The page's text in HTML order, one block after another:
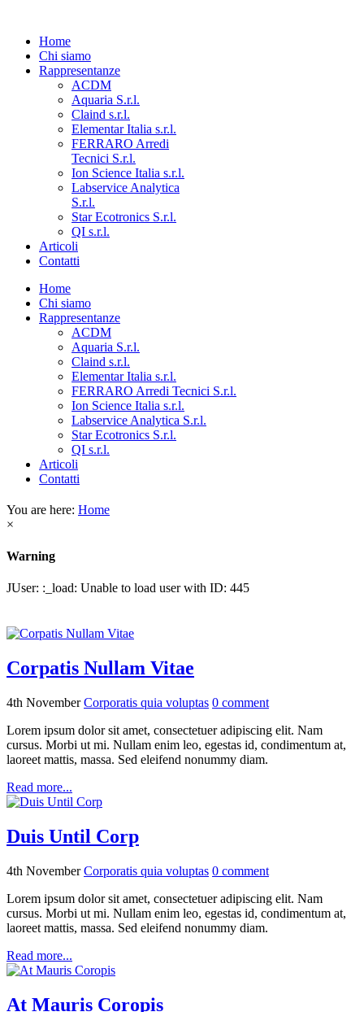
Home
Chi siamo
Rappresentanze
ACDM
Aquaria S.r.l.
Claind s.r.l.
Elementar Italia s.r.l.
FERRARO Arredi
Tecnici S.r.l.
Ion Science Italia s.r.l.
Labservice Analytica
S.r.l.
Star Ecotronics S.r.l.
QI s.r.l.
Articoli
Contatti
Home
Chi siamo
Rappresentanze
ACDM
Aquaria S.r.l.
Claind s.r.l.
Elementar Italia s.r.l.
FERRARO Arredi Tecnici S.r.l.
Ion Science Italia s.r.l.
Labservice Analytica S.r.l.
Star Ecotronics S.r.l.
QI s.r.l.
Articoli
Contatti
You are here: Home
×
Warning
JUser: :_load: Unable to load user with ID: 445
Corpatis Nullam Vitae
4th NovemberCorporatis quia voluptas 0 comment
Lorem ipsum dolor sit amet, consectetuer adipiscing elit. Nam
cursus. Morbi ut mi. Nullam enim leo, egestas id, condimentum at,
laoreet mattis, massa. Sed eleifend nonummy diam.
Read more...
Duis Until Corp
4th NovemberCorporatis quia voluptas 0 comment
Lorem ipsum dolor sit amet, consectetuer adipiscing elit. Nam
cursus. Morbi ut mi. Nullam enim leo, egestas id, condimentum at,
laoreet mattis, massa. Sed eleifend nonummy diam.
Read more...
At Mauris Coropis